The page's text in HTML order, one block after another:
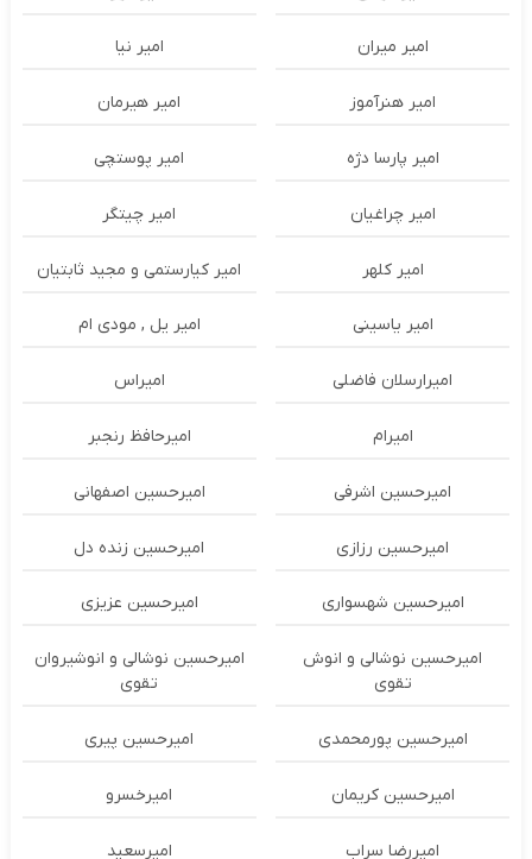
امیر میران امیر نیا
امیر هنرآموز امیر هیرمان
امیر پارسا دژه امیر پوستچی
امیر چراغیان امیر چیتگر
امیر کلهر امیر کیارستمی و مجید ثابتیان
امیر یاسینی امیر یل , مودی ام
امیرارسلان فاضلی امیراس
امیرام امیرحافظ رنجبر
امیرحسین اشرفی امیرحسین اصفهانی
امیرحسین رزازی امیرحسین زنده دل
امیرحسین شهسواری امیرحسین عزیزی
امیرحسین نوشالی و انوش
تقوی
امیرحسین نوشالی و انوشیروان
تقوی
امیرحسین پورمحمدی امیرحسین پیری
امیرحسین کریمان امیرخسرو
امیررضا سراب امیرسعید